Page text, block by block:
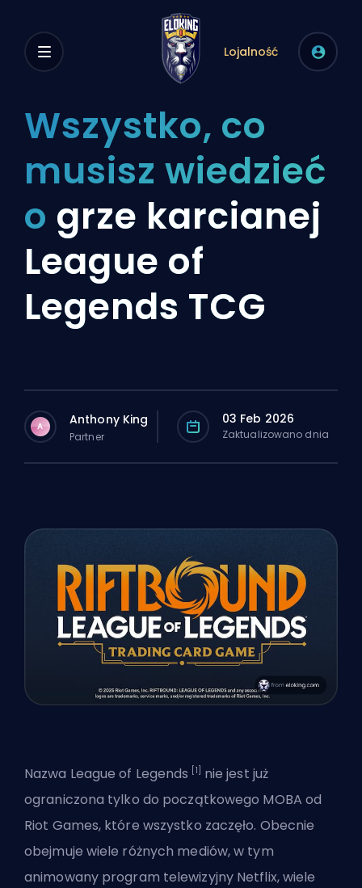
Lojalność
Wszystko, co
musisz wiedzieć
o grze karcianej
League of
Legends TCG
A Anthony King
Partner
03 Feb 2026
Zaktualizowano dnia
Nazwa League of Legends [1]
nie jest już
ograniczona tylko do początkowego MOBA od
Riot Games, które wszystko zaczęło. Obecnie
obejmuje wiele różnych mediów, w tym
animowany program telewizyjny Netflix,wiele